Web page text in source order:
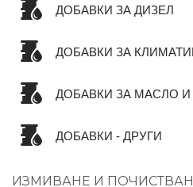
ДОБАВКИ ЗА ДИЗЕЛ
ДОБАВКИ ЗА
ДОБАВКИ ЗА МАСЛО
ДОБАВКИ - ДРУГИ
ИЗМИВАНЕ И